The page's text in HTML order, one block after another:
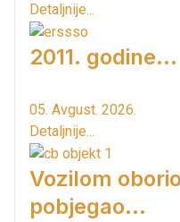
Detaljnije...
2011. godine...
05. Avgust. 2026.
Detaljnije...
Vozilom
pobjegao...